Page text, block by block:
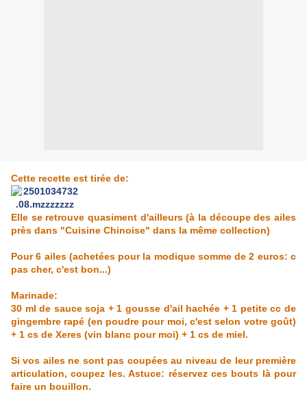
Cette recette est tirée de:
Elle se retrouve quasiment d'ailleurs (à la découpe des ailes
près dans "Cuisine Chinoise" dans la même collection)
Pour 6 ailes (achetées pour la modique somme de 2 euros: c
pas cher, c'est bon...)
Marinade:
30 ml de sauce soja + 1 gousse d'ail hachée + 1 petite cc de
gingembre rapé (en poudre pour moi, c'est selon votre goût)
+ 1 cs de Xeres (vin blanc pour moi) + 1 cs de miel.
Si vos ailes ne sont pas coupées au niveau de leur première
articulation, coupez les. Astuce: réservez ces bouts là pour
faire un bouillon.